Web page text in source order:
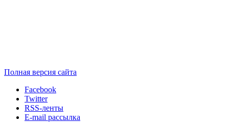
Полная версия сайта
Facebook
Twitter
RSS-ленты
E-mail рассылка